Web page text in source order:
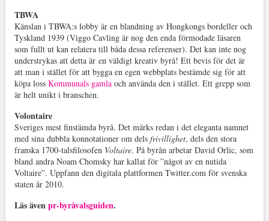
TBWA
Känslan i TBWA:s lobby är en blandning av Hongkongs bordeller och
Tyskland 1939 (Viggo Cavling är nog den enda förmodade läsaren
som fullt ut kan relatera till båda dessa referenser). Det kan inte nog
understrykas att detta är en väldigt kreativ byrå! Ett bevis för det är
att man i stället för att bygga en egen webbplats bestämde sig för att
köpa loss Kommunals gamlaoch använda den i stället. Ett grepp som
är helt unikt i branschen.
Volontaire
Sveriges mest finstämda byrå. Det märks redan i det eleganta namnet
med sina dubbla konnotationer om dels frivillighet, dels den stora
franska 1700-talsfilosofen Voltaire. På byrån arbetar David Orlic, som
bland andra Noam Chomsky har kallat för ”något av en nutida
Voltaire”. Uppfann den digitala plattformen Twitter.com för svenska
staten år 2010.
Läs ävenpr-byråvalsguiden.